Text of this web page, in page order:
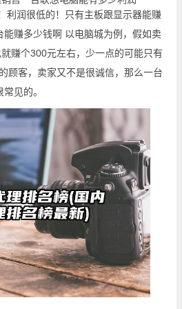
利润很低的！只有主板跟显示器能赚
赚多少钱啊 以电脑城为例，假如卖
赚个300元左右，少一点的可能只有
顾客，卖家又不是很诚信，那么一台
见的。